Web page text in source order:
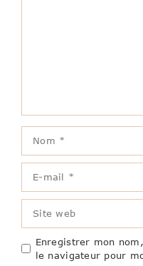
mail
web
Enregistrer mon
le navigateur pour